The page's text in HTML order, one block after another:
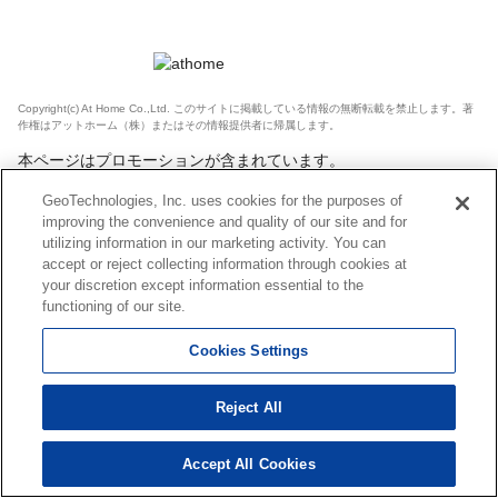
Copyright(c) At Home Co.,Ltd. このサイトに掲載している情報の無断転載を禁止します。著
作権はアットホーム（株）またはその情報提供者に帰属します。
本ページはプロモーションが含まれています。
GeoTechnologies, Inc. uses cookies for the purposes of
improving the convenience and quality of our site and for
utilizing information in our marketing activity. You can
accept or reject collecting information through cookies at
your discretion except information essential to the
functioning of our site.
Cookies Settings
Reject All
Accept All Cookies